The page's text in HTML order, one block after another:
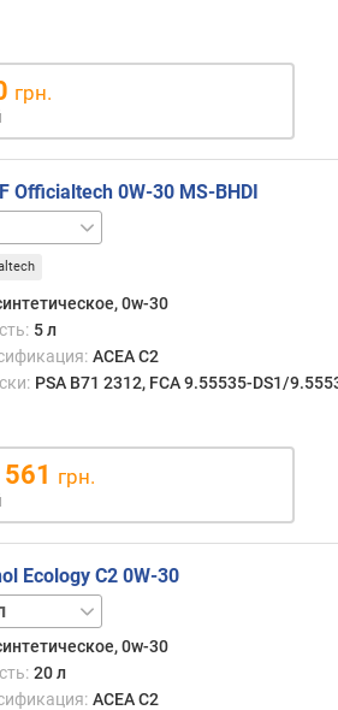
грн.
Officialtech 0W-30 MS-BHDI
0w-30
5 л
ACEA C2
PSA B71 2312, FCA 9.55535-DS1/
грн.
Ecology C2 0W-30
0w-30
20 л
ACEA C2